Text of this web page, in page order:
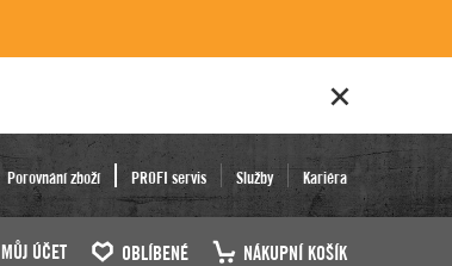
Porovnání zboží PROFI servis Služby Kariéra
MŮJ ÚČET OBLÍBENÉ NÁKUPNÍ KOŠÍK